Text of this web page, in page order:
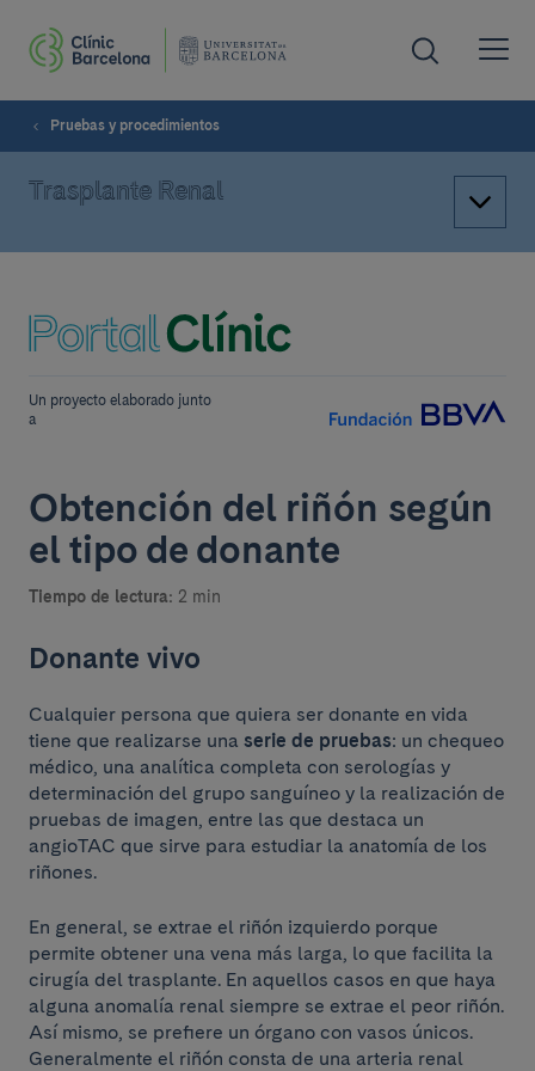
Pruebas y procedimientos
Trasplante Renal
Un proyecto elaborado junto
a
Obtención del riñón según
el tipo de donante
Tiempo de lectura: 2 min
Donante vivo
Cualquier persona que quiera ser donante en vida
tiene que realizarse una serie de pruebas: un chequeo
médico, una analítica completa con serologías y
determinación del grupo sanguíneo y la realización de
pruebas de imagen, entre las que destaca un
angioTAC que sirve para estudiar la anatomía de los
riñones.
En general, se extrae el riñón izquierdo porque
permite obtener una vena más larga, lo que facilita la
cirugía del trasplante. En aquellos casos en que haya
alguna anomalía renal siempre se extrae el peor riñón.
Así mismo, se prefiere un órgano con vasos únicos.
Generalmente el riñón consta de una arteria renal